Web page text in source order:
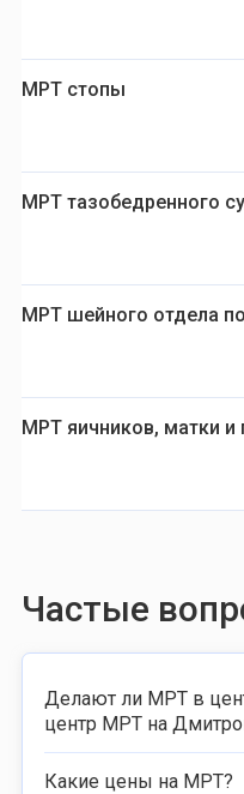
МРТ стопы
МРТ тазобедренного
МРТ шейного отдела
МРТ яичников, матки и
Частые
Делают ли МРТ в
центр МРТ на
Какие цены на МРТ?